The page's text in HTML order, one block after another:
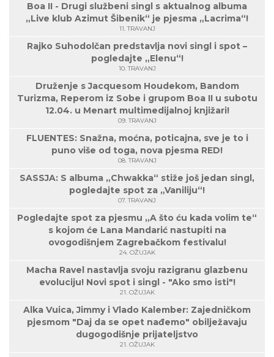
Boa II - Drugi službeni singl s aktualnog albuma
„Live klub Azimut Šibenik“ je pjesma „Lacrima“!
11. TRAVANJ
Rajko Suhodolčan predstavlja novi singl i spot –
pogledajte „Elenu“!
10. TRAVANJ
Druženje s Jacquesom Houdekom, Bandom
Turizma, Reperom iz Sobe i grupom Boa II u subotu
12.04. u Menart multimedijalnoj knjižari!
09. TRAVANJ
FLUENTES: Snažna, moćna, poticajna, sve je to i
puno više od toga, nova pjesma RED!
08. TRAVANJ
SASSJA: S albuma „Chwakka“ stiže još jedan singl,
pogledajte spot za „Vaniliju“!
07. TRAVANJ
Pogledajte spot za pjesmu „A što ću kada volim te“
s kojom će Lana Mandarić nastupiti na
ovogodišnjem Zagrebačkom festivalu!
24. OŽUJAK
Macha Ravel nastavlja svoju razigranu glazbenu
evoluciju! Novi spot i singl - "Ako smo isti"!
21. OŽUJAK
Alka Vuica, Jimmy i Vlado Kalember: Zajedničkom
pjesmom "Daj da se opet nađemo" obilježavaju
dugogodišnje prijateljstvo
21. OŽUJAK